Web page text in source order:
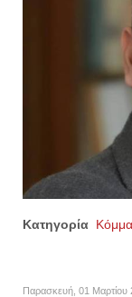
Κατηγορία
Παρασκευή, 01 Μαρτίου